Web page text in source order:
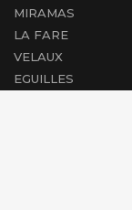
MIRAMAS
LA FARE
VELAUX
EGUILLES